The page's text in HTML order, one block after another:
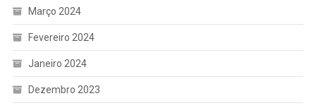
Março 2024
Fevereiro 2024
Janeiro 2024
Dezembro 2023